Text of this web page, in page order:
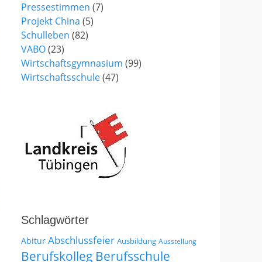
Pressestimmen (7)
Projekt China (5)
Schulleben (82)
VABO(23)
Wirtschaftsgymnasium (99)
Wirtschaftsschule(47)
Schlagwörter
Abitur Abschlussfeier Ausbildung Ausstellung
Berufskolleg Berufsschule